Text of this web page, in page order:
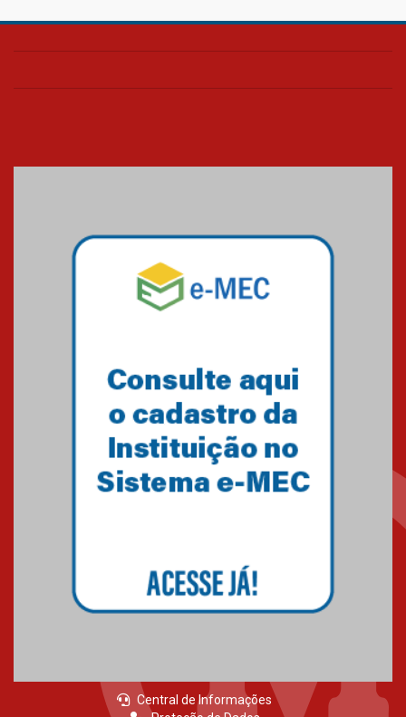
Colégio Presbiteriano
os funcionários
07.11.2024
Equipe de saltos ornamentais
do Mackenzie Brasília
Gravação do projeto “Mais de
31 mil vozes com a Palavra” é
realizado no Colégio
Mackenzie Brasília
25.10.2024
Brasília conquistam medalhas
em importantes competições
de Matemática
04.10.2024
Central de Informações